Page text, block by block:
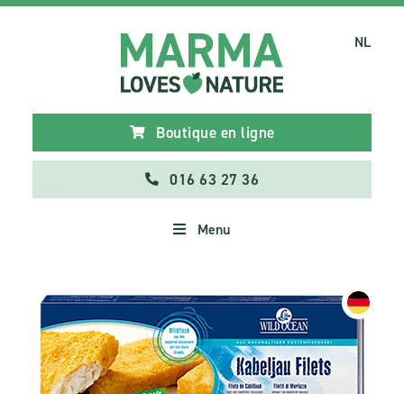
Boutique en ligne
016 63 27 36
Menu
NL